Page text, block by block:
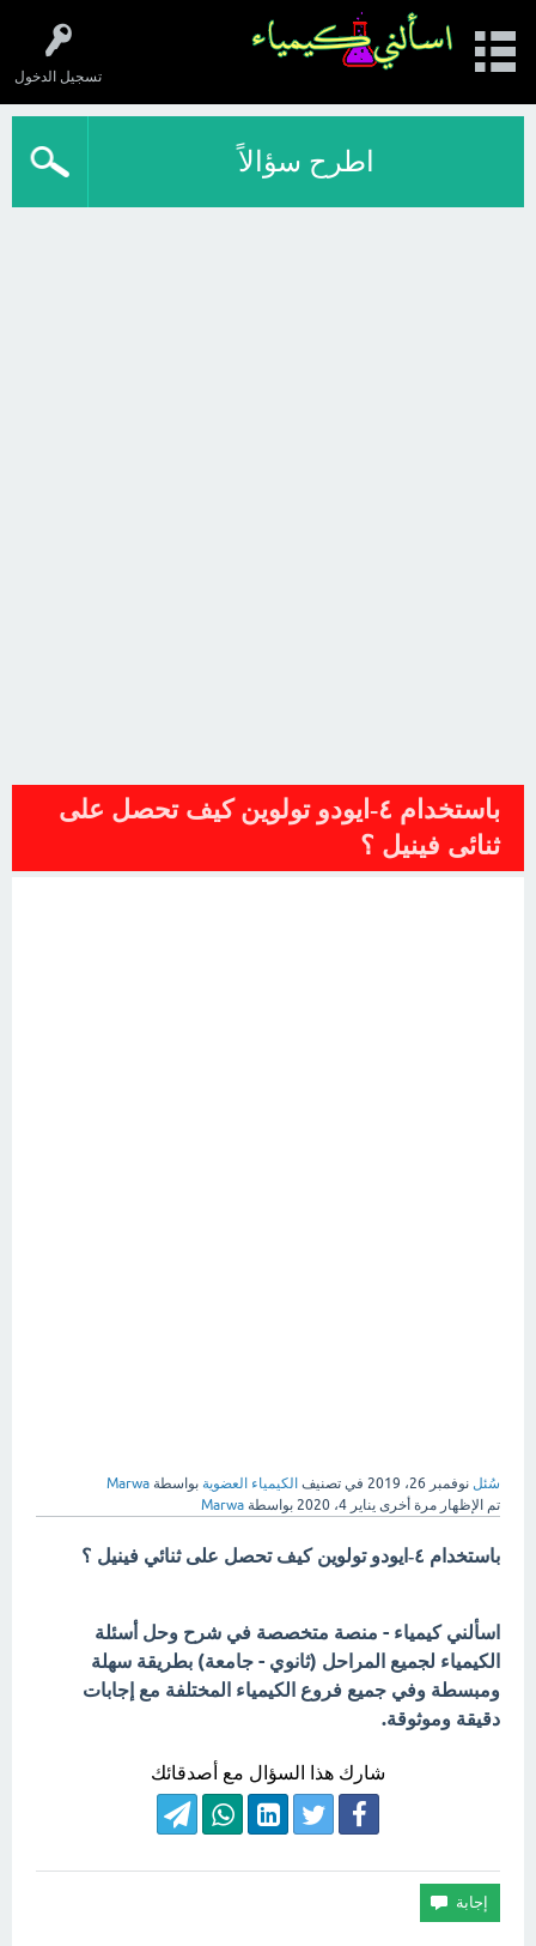
تسجيل الدخول
اطرح سؤالاً
باستخدام ٤-ايودو تولوين كيف تحصل على
ثنائى فينيل ؟
سُئل نوفمبر 26، 2019 في تصنيف الكيمياء العضوية بواسطة Marwa
تم الإظهار مرة أخرى يناير 4، 2020 بواسطة Marwa
باستخدام ٤-ايودو تولوين كيف تحصل على ثنائي فينيل ؟
اسألني كيمياء - منصة متخصصة في شرح وحل أسئلة
الكيمياء لجميع المراحل (ثانوي - جامعة) بطريقة سهلة
ومبسطة وفي جميع فروع الكيمياء المختلفة مع إجابات
دقيقة وموثوقة.
شارك هذا السؤال مع أصدقائك